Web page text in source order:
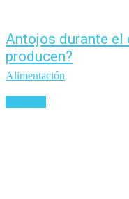
Antojos durante el
producen?
Alimentación